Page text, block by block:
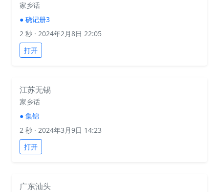
家乡话
● 硗记册3
2 秒 · 2024年2月8日 22:05
打开
江苏无锡
家乡话
● 集锦
2 秒 · 2024年3月9日 14:23
打开
广东汕头